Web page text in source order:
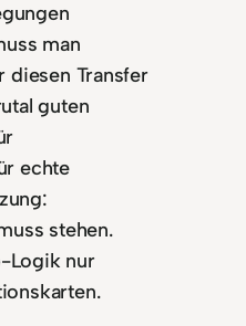
man
diesen Transfer
guten
echte
stehen.
Logik nur